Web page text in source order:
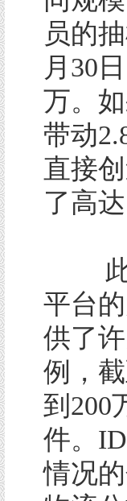
员的
月30
万。
带动
直接
了高
此外
平台
供了
例，
到200
件。
情况